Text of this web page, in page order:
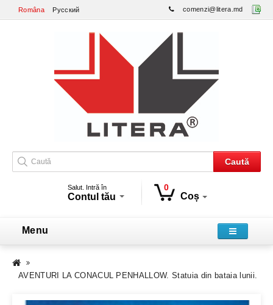
Româna Русский comenzi@litera.md
Caută
Salut. Intră în
Contul tău
0
Coș
Menu
AVENTURI LA CONACUL PENHALLOW. Statuia din bataia lunii.